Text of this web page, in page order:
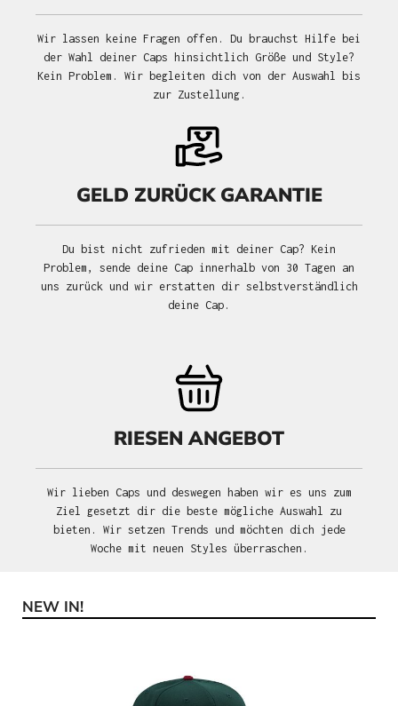
Wir lassen keine Fragen offen. Du brauchst Hilfe bei
der Wahl deiner Caps hinsichtlich Größe und Style?
Kein Problem. Wir begleiten dich von der Auswahl bis
zur Zustellung.
GELD ZURÜCK GARANTIE
Du bist nicht zufrieden mit deiner Cap? Kein
Problem, sende deine Cap innerhalb von 30 Tagen an
uns zurück und wir erstatten dir selbstverständlich
deine Cap.
RIESEN ANGEBOT
Wir lieben Caps und deswegen haben wir es uns zum
Ziel gesetzt dir die beste mögliche Auswahl zu
bieten. Wir setzen Trends und möchten dich jede
Woche mit neuen Styles überraschen.
Produktgalerie überspringen
NEW IN!